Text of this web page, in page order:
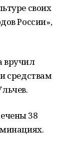
своих
России»,
вручил
средствам
38